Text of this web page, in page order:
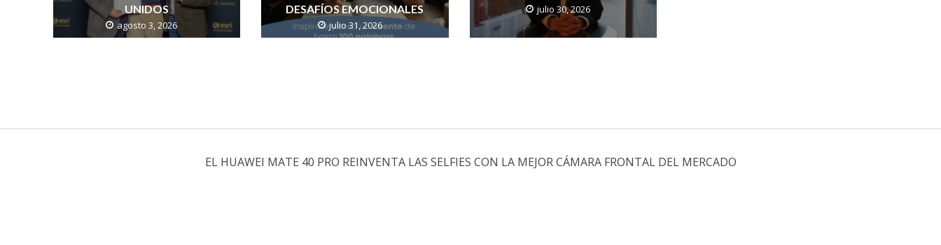
UNIDOS
agosto 3, 2026
DESAFÍOS EMOCIONALES
julio 31, 2026
julio 30, 2026
EL HUAWEI MATE 40 PRO REINVENTA LAS SELFIES CON LA MEJOR CÁMARA FRONTAL DEL MERCADO